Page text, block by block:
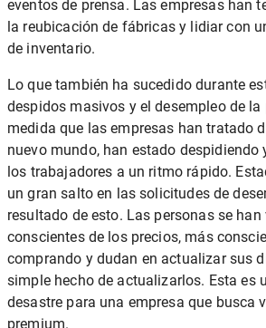
eventos de prensa. Las empresas han
la reubicación de fábricas y lidiar con
de inventario.
Lo que también ha sucedido durante
despidos masivos y el desempleo de
medida que las empresas han tratado
nuevo mundo, han estado despidiendo
los trabajadores a un ritmo rápido.
un gran salto en las solicitudes de
resultado de esto. Las personas se
conscientes de los precios, más
comprando y dudan en actualizar sus
simple hecho de actualizarlos. Esta es
desastre para una empresa que busca
premium.